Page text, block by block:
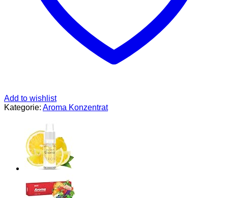
Nebelmaschinen,
Add to wishlist
Kategorie: Aroma Konzentrat